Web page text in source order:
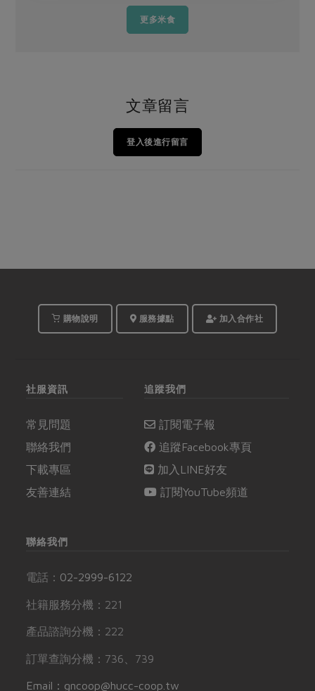
更多米食
文章留言
登入後進行留言
購物說明 服務據點 加入合作社
社服資訊
常見問題
聯絡我們
下載專區
友善連結
追蹤我們
訂閱電子報
追蹤Facebook專頁
加入LINE好友
訂閱YouTube頻道
聯絡我們
電話： 02-2999-6122
社籍服務分機：221
產品諮詢分機：222
訂單查詢分機：736、739
Email：gncoop@hucc-coop.tw